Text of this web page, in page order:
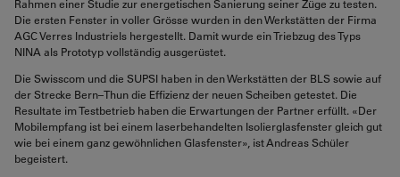
Rahmen einer Studie zur energetischen Sanierung seiner Züge zu testen.
Die ersten Fenster in voller Grösse wurden in den Werkstätten der Firma
AGC Verres Industriels hergestellt. Damit wurde ein Triebzug des Typs
NINA als Prototyp vollständig ausgerüstet.
Die Swisscom und die SUPSI haben in den Werkstätten der BLS sowie auf
der Strecke Bern–Thun die Effizienz der neuen Scheiben getestet. Die
Resultate im Testbetrieb haben die Erwartungen der Partner erfüllt. «Der
Mobilempfang ist bei einem laserbehandelten Isolierglasfenster gleich gut
wie bei einem ganz gewöhnlichen Glasfenster», ist Andreas Schüler
begeistert.